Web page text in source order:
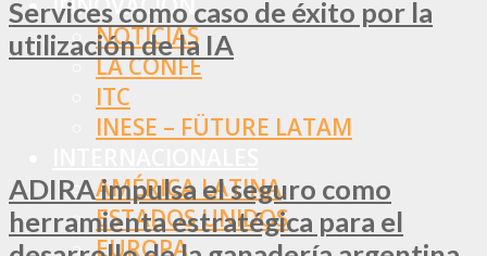
NOTICIAS
LA CONFE
ITC
INESE – FÜTURE LATAM
AMÉRICA LATINA
ESTADOS UNIDOS
EUROPA
Services como caso de éxito por la
utilización de la IA
ADIRA impulsa el seguro como
herramienta estratégica para el